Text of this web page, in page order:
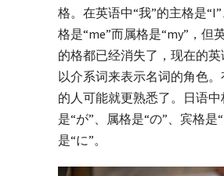
格。在英语中“我”的主格是
格是“me”而属格是“my”，但
的格都已经消失了，现在的
以介系词来表示名词的角色
的人可能就更熟悉了。日语
是“が”、属格是“の”、宾格是
是“に”。